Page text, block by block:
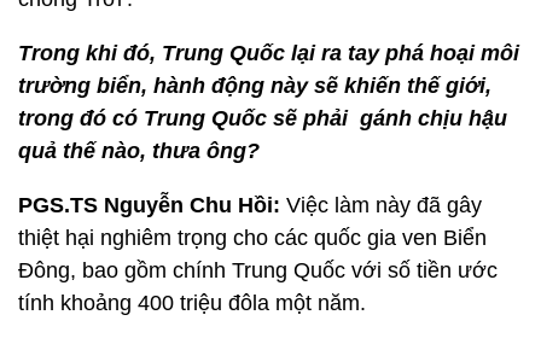
Trong khi đó, Trung Quốc lại ra tay phá hoại môi
trường biển, hành động này sẽ khiến thế giới,
trong đó có Trung Quốc sẽ phải gánh chịu hậu
quả thế nào, thưa ông?
PGS.TS Nguyễn Chu Hồi: Việc làm này đã gây
thiệt hại nghiêm trọng cho các quốc gia ven Biển
Đông, bao gồm chính Trung Quốc với số tiền ước
tính khoảng 400 triệu đôla một năm.